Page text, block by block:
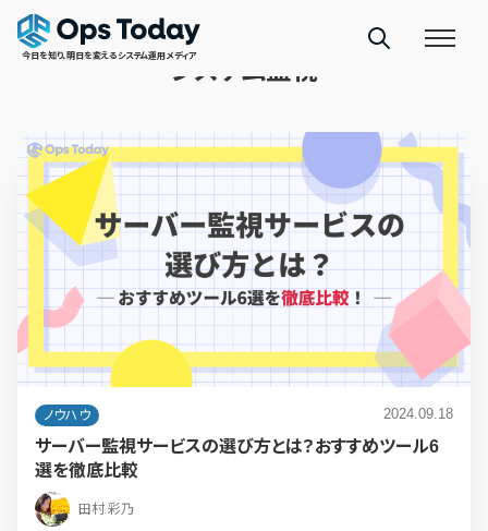
今日を知り、明日を変えるシステム運用メディアシステム監視
ノウハウ 2024.09.18
サーバー監視サービスの選び方とは？おすすめツール6
選を徹底比較
田村 彩乃